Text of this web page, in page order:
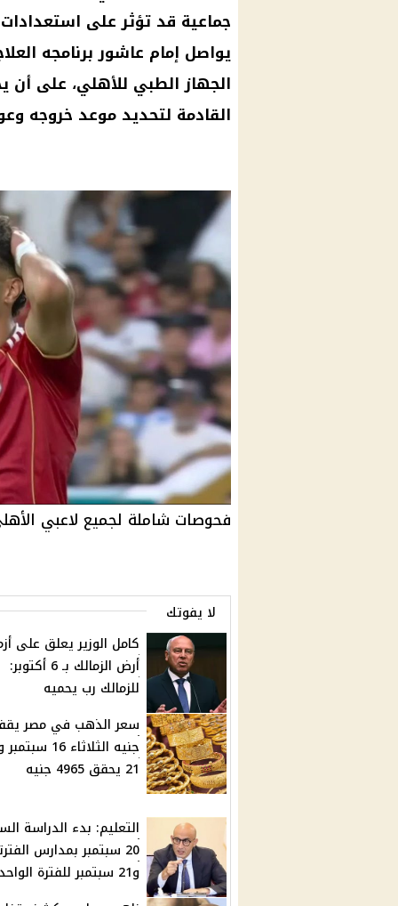
جماعية قد تؤثر على
يواصل إمام عاشوربرنامجه
الجهاز الطبي للأهلي، على أن
القادمة لتحديد موعد خروجه
فحوصات شاملة لجميع لاعبي
لا يفوتك
كامل الوزير يعلق على
أرض الزمالك بـ 6 أكتوبر:
للزمالك رب يحميه
جنيه الثلاثاء 16
21 يحقق 4965 جنيه
التعليم: بدء الدراسة
20 سبتمبر بمدارس
و21 سبتمبر للفترة الواحدة